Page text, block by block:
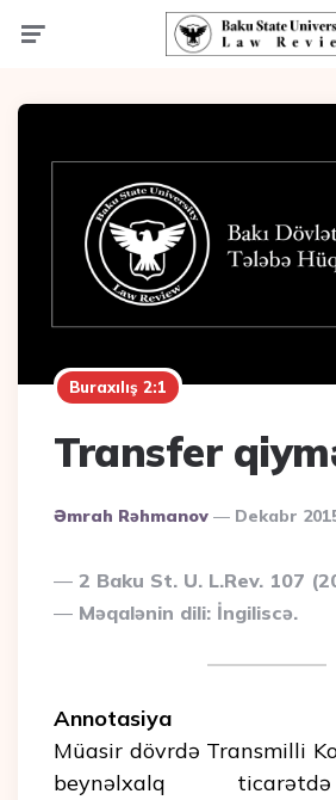
Buraxılış 2:1
Transfer
Posted
Əmrah Rəhmanov Dekabr
2 Baku St. U. L.Rev. 107
Məqalənin dili: İngiliscə.
Annotasiya
Müasir dövrdə Transmilli
beynəlxalq